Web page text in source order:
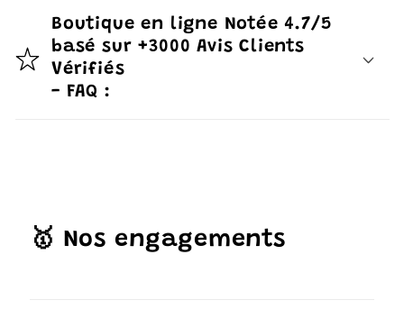
Boutique en ligne Notée 4.7/5
basé sur +3000 Avis Clients
Vérifiés
- FAQ :
🥇 Nos engagements